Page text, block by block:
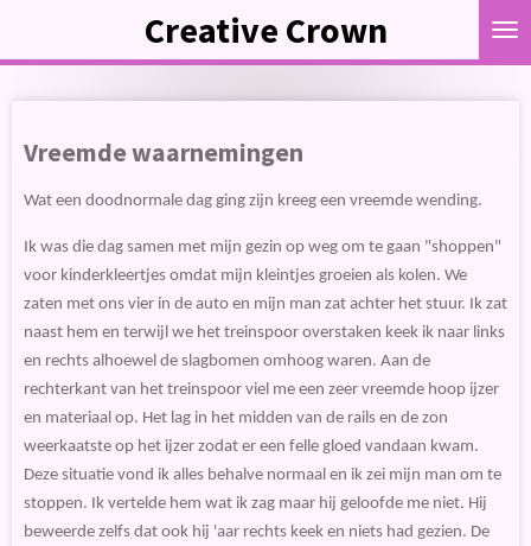
Creative Crown
Vreemde waarnemingen
Wat een doodnormale dag ging zijn kreeg een vreemde wending.
Ik was die dag samen met mijn gezin op weg om te gaan "shoppen"
voor kinderkleertjes omdat mijn kleintjes groeien als kolen. We
zaten met ons vier in de auto en mijn man zat achter het stuur. Ik zat
naast hem en terwijl we het treinspoor overstaken keek ik naar links
en rechts alhoewel de slagbomen omhoog waren. Aan de
rechterkant van het treinspoor viel me een zeer vreemde hoop ijzer
en materiaal op. Het lag in het midden van de rails en de zon
weerkaatste op het ijzer zodat er een felle gloed vandaan kwam.
Deze situatie vond ik alles behalve normaal en ik zei mijn man om te
stoppen. Ik vertelde hem wat ik zag maar hij geloofde me niet. Hij
beweerde zelfs dat ook hij 'aar rechts keek en niets had gezien. De